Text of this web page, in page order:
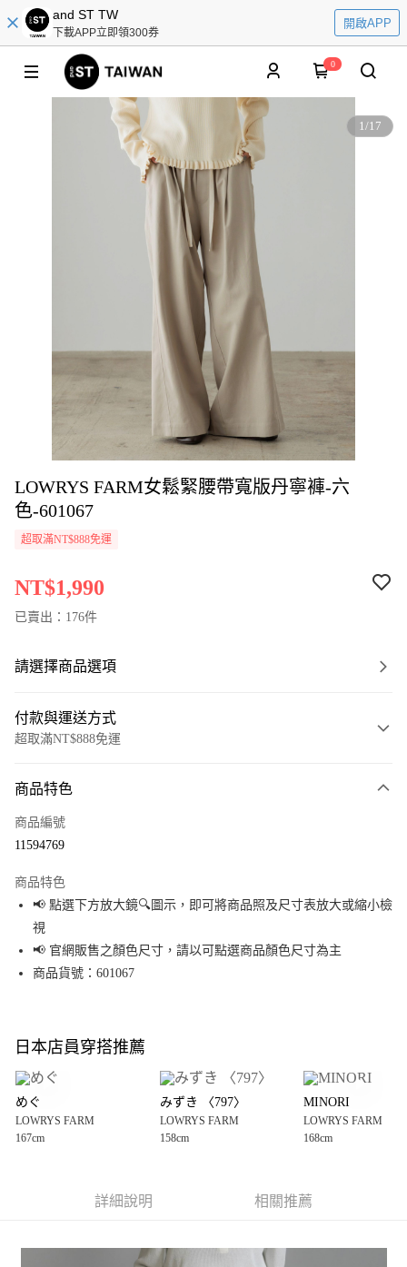
and ST TW
下載APP立即領300券
開啟APP
0
1/17
LOWRYS FARM女鬆緊腰帶寬版丹寧褲-六
色-601067
超取滿NT$888免運
NT$1,990
已賣出：176件
請選擇商品選項
付款與運送方式
超取滿NT$888免運
信用卡一次付款
Apple Pay
街口支付
悠遊付
全盈+PAY
大哥付你分期
【大哥付你分期使用說明】
1.本服務由台灣大哥大提供，台灣大哥大用戶可立即使用無須另外申請。
2.付款方式選擇「大哥付你分期」，訂單成立後會自動跳轉到大哥付的交易
3.實際核准額度、可分期數及費用金額請依後續交易確認頁面所載為準。
4.訂單成立30分鐘內，如未前往確認交易或遇審核未通過，訂單將自動取
AFTEE先享後付
３．安心：先確認商品／服務後，再付款。
每筆NT$80，滿NT$888(含以上)免運費
商品特色
商品編號
11594769
商品特色
📢 點選下方放大鏡🔍圖示，即可將商品照及尺寸表放大或縮小檢
視
📢 官網販售之顏色尺寸，請以可點選商品顏色尺寸為主
商品貨號：601067
日本店員穿搭推薦
めぐ
LOWRYS FARM
167cm
みずき ‪〈797〉
LOWRYS FARM
158cm
MINORI
LOWRYS FARM
168cm
詳細說明 相關推薦